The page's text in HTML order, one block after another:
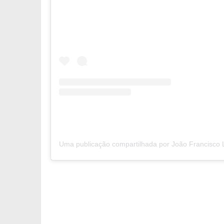
Uma publicação compartilhada por João Francisco